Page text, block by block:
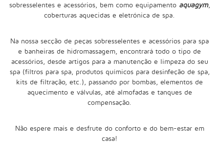
sobresselentes e acessórios, bem como equipamento aquagym,
coberturas aquecidas e eletrónica de spa.
Na nossa secção de peças sobresselentes e acessórios para spa
e banheiras de hidromassagem, encontrará todo o tipo de
acessórios, desde artigos para a manutenção e limpeza do seu
spa (filtros para spa, produtos químicos para desinfeção de spa,
kits de filtração, etc.), passando por bombas, elementos de
aquecimento e válvulas, até almofadas e tanques de
compensação.
Não espere mais e desfrute do conforto e do bem-estar em
casa!